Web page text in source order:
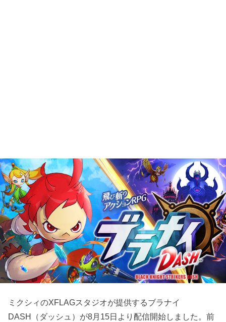
ミクシィのXFLAGスタジオが提供するブラナイ
DASH（ダッシュ）が8月15日より配信開始しました。前